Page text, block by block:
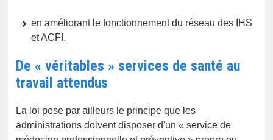
en améliorant le fonctionnement du réseau des IHS
et ACFI.
De « véritables » services de santé au
travail attendus
La loi pose par ailleurs le principe que les
administrations doivent disposer d'un « service de